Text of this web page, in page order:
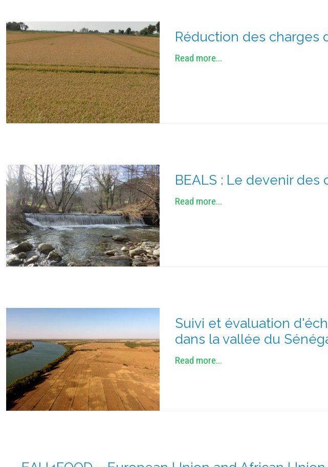
Réduction des charges
Read more...
BEALS : Le devenir
Read more...
Suivi et évaluation
dans la vallée du
Read more...